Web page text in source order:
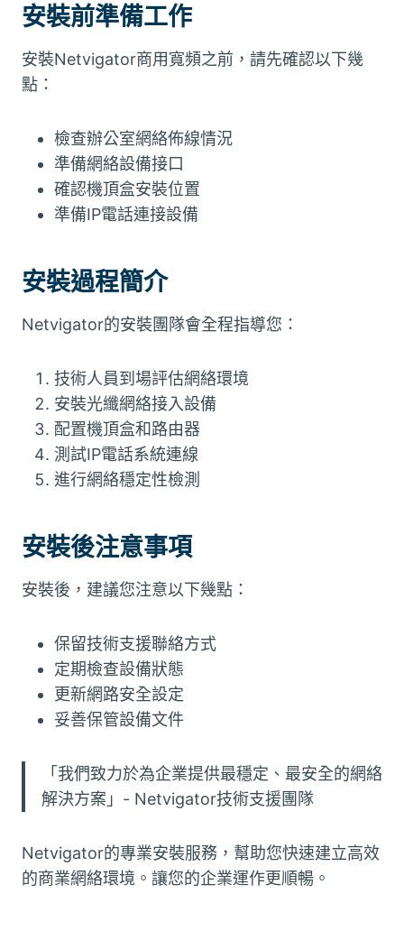
安裝前準備工作
安裝Netvigator商用寬頻之前，請先確認以下幾
點：
檢查辦公室網絡佈線情況
準備網絡設備接口
確認機頂盒安裝位置
準備IP電話連接設備
安裝過程簡介
Netvigator的安裝團隊會全程指導您：
技術人員到場評估網絡環境
安裝光纖網絡接入設備
配置機頂盒和路由器
測試IP電話系統連線
進行網絡穩定性檢測
安裝後注意事項
安裝後，建議您注意以下幾點：
保留技術支援聯絡方式
定期檢查設備狀態
更新網路安全設定
妥善保管設備文件
「我們致力於為企業提供最穩定、最安全的網絡
解決方案」- Netvigator技術支援團隊
Netvigator的專業安裝服務，幫助您快速建立高效
的商業網絡環境。讓您的企業運作更順暢。